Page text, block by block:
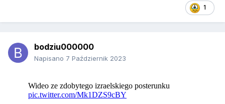
1
bodziu000000
Napisano 7 Październik 2023